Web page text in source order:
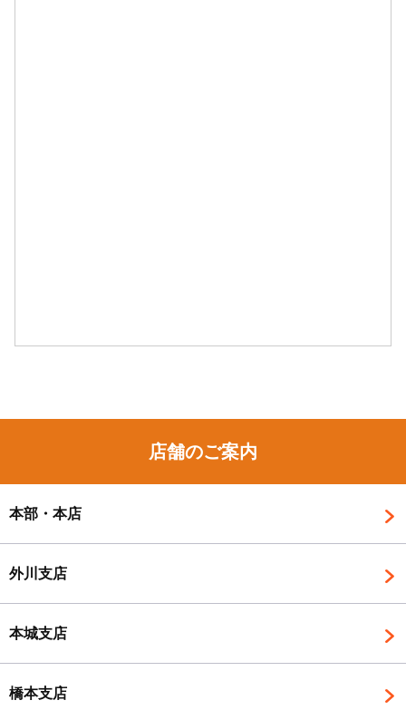
店舗のご案内
本部・本店
外川支店
本城支店
橋本支店